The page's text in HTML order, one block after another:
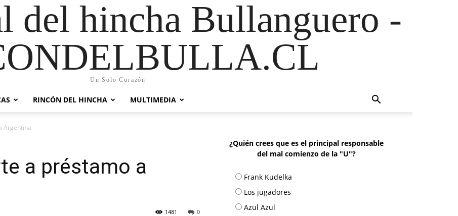
del hincha Bullanguero -
Un Solo Corazón
RINCÓN DEL HINCHA MULTIMEDIA
Argentina
a préstamo a
0
1481
¿Quién crees que es el principal responsable
del mal comienzo de la "U"?
Frank Kudelka
Los jugadores
Azul Azul